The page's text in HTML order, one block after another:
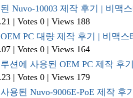
Nuvo-10003 제작 후기 | 비맥
| Votes 0 | Views 188
PC 대량 제작 후기 | 비맥스
| Votes 0 | Views 164
션에 사용된 OEM PC 제작 후
| Votes 0 | Views 179
용된 Nuvo-9006E-PoE 제작 후